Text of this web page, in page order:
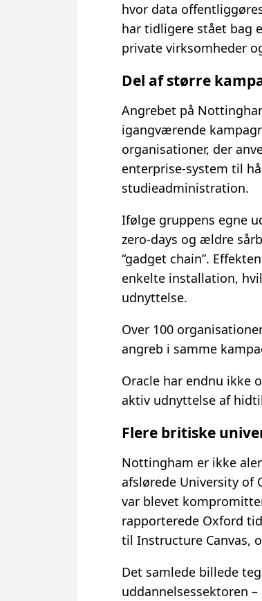
hvor data
har tidligere stået bag
private virksomheder
Del af større
Angrebet på
igangværende
organisationer, der
enterprise-system til
studieadministration.
Ifølge gruppens egne
zero-days og ældre
“gadget chain”.
enkelte installation,
udnyttelse.
Over 100
angreb i samme
Oracle har endnu ikke
aktiv udnyttelse af
Flere britiske
Nottingham er ikke
afslørede University of
var blevet
rapporterede Oxford
til Instructure Canvas,
Det samlede billede
uddannelsessektoren